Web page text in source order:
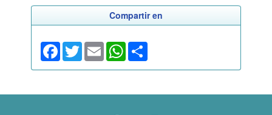
Compartir en
Facebook
TwitterEmail WhatsApp